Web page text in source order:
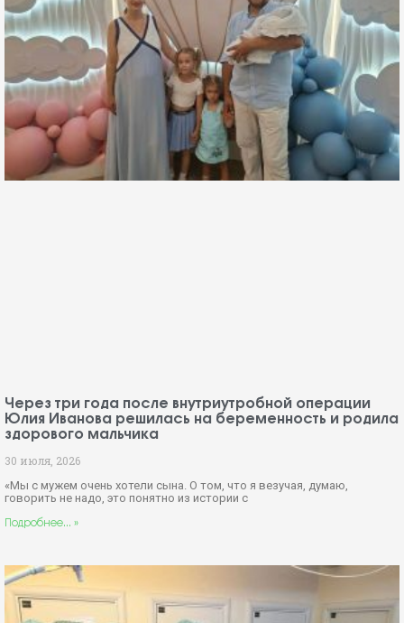
Через три года после внутриутробной операции
Юлия Иванова решилась на беременность и родила
здорового мальчика
30 июля, 2026
«Мы с мужем очень хотели сына. О том, что я везучая, думаю,
говорить не надо, это понятно из истории с
Подробнее... »